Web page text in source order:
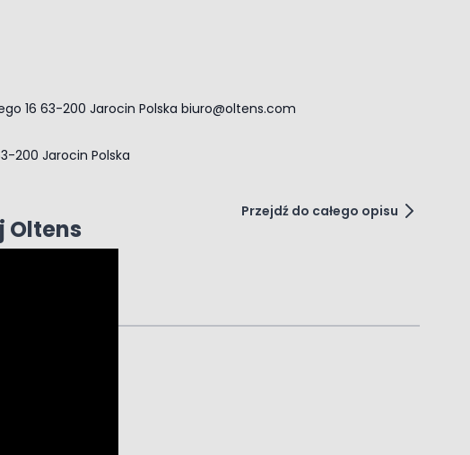
Oltens
16 63-200 Jarocin Polska biuro@oltens.com
200 Jarocin Polska
Przejdź do całego opisu